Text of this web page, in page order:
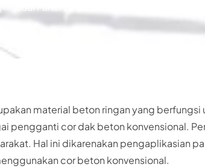
material beton ringan yang
pengganti cor dak beton konvensional.
Hal ini dikarenakan pengaplikasian
cor beton konvensional.